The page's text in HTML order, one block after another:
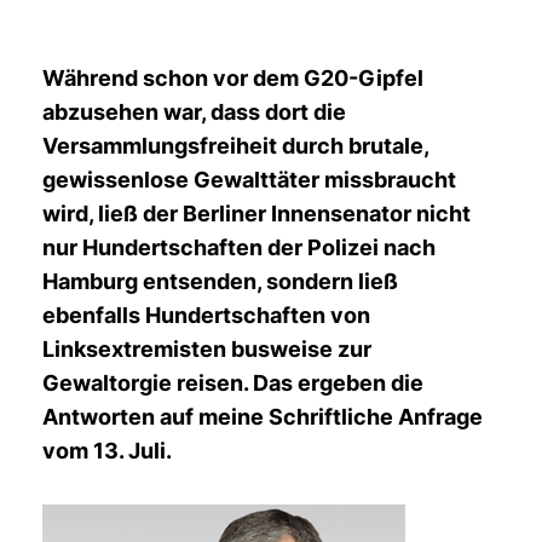
Während schon vor dem G20-Gipfel
abzusehen war, dass dort die
Versammlungsfreiheit durch brutale,
gewissenlose Gewalttäter missbraucht
wird, ließ der Berliner Innensenator nicht
nur Hundertschaften der Polizei nach
Hamburg entsenden, sondern ließ
ebenfalls Hundertschaften von
Linksextremisten busweise zur
Gewaltorgie reisen. Das ergeben die
Antworten auf meine Schriftliche Anfrage
vom 13. Juli.